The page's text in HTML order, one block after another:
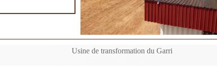
Usine de transformation du Garri